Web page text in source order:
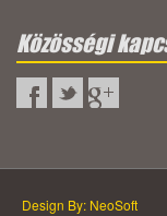
Közösségi
Design By: NeoSoft